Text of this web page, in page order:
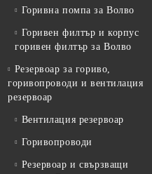
Горивна помпа за Волво
Горивен филтър и корпус
горивен филтър за Волво
Резервоар за гориво,
горивопроводи и вентилация
резервоар
Вентилация резервоар
Горивопроводи
Резервоар и свързващи